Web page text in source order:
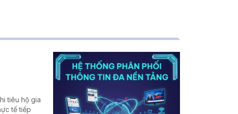
tiêu hộ gia
tế tiếp